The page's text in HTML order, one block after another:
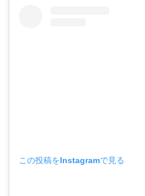
この投稿をInstagramで見る